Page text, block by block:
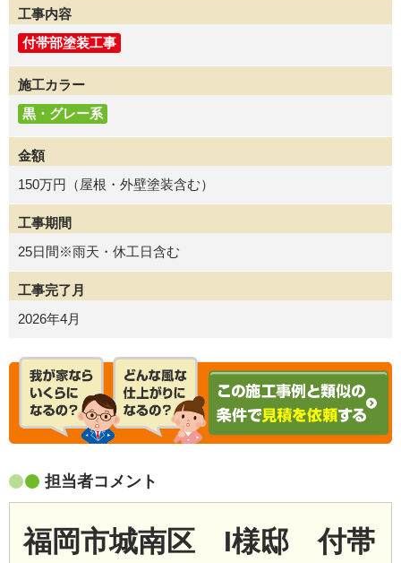
工事内容
付帯部塗装工事
施工カラー
黒・グレー系
金額
150万円（屋根・外壁塗装含む）
工事期間
25日間※雨天・休工日含む
工事完了月
2026年4月
担当者コメント
福岡市城南区 I様邸 付帯